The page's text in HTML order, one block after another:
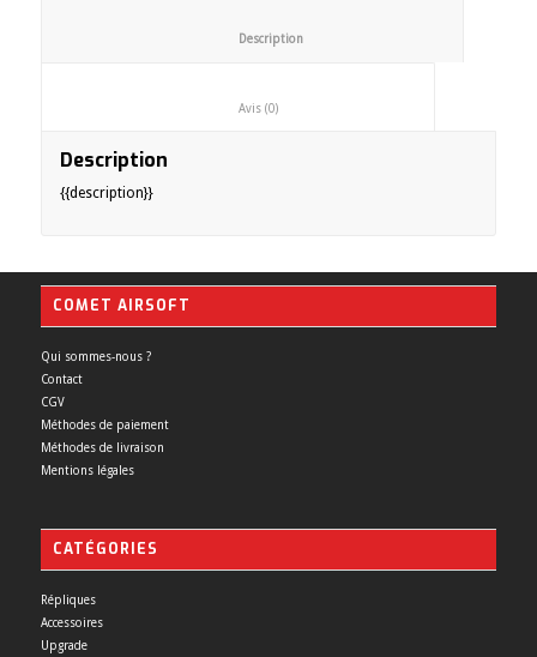
						Description
						Avis (0)
Description
{{description}}
COMET AIRSOFT
Qui sommes-nous ?
Contact
CGV
Méthodes de paiement
Méthodes de livraison
Mentions légales
CATÉGORIES
Répliques
Accessoires
Upgrade